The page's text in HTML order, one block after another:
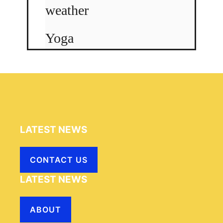
weather
Yoga
LATEST NEWS
CONTACT US
LATEST NEWS
ABOUT